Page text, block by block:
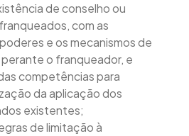
de conselho ou
com as
e os mecanismos de
o franqueador, e
competências para
da aplicação dos
existentes;
de limitação à